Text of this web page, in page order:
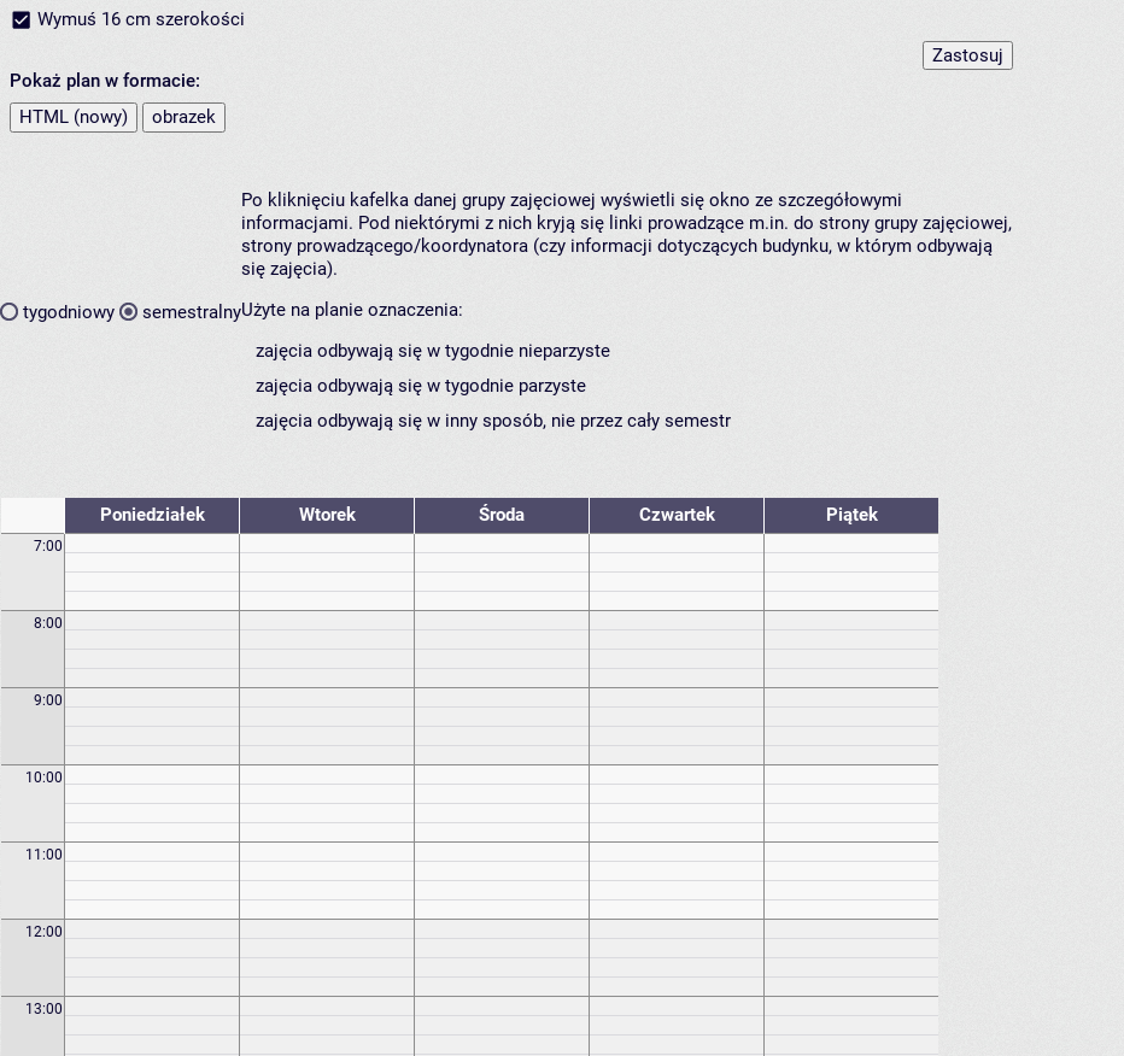
Wymuś 16 cm szerokości
Pokaż plan w formacie:
HTML (nowy)
obrazek
tygodniowy semestralny
Po kliknięciu kafelka danej grupy zajęciowej wyświetli się okno ze szczegółowymi
informacjami. Pod niektórymi z nich kryją się linki prowadzące m.in. do strony grupy zajęciowej,
strony prowadzącego/koordynatora (czy informacji dotyczących budynku, w którym odbywają
się zajęcia).
Użyte na planie oznaczenia:
zajęcia odbywają się w tygodnie nieparzyste
zajęcia odbywają się w tygodnie parzyste
zajęcia odbywają się w inny sposób, nie przez cały semestr
Poniedziałek Wtorek Środa Czwartek Piątek
7:00
8:00
9:00
10:00
11:00
12:00
13:00